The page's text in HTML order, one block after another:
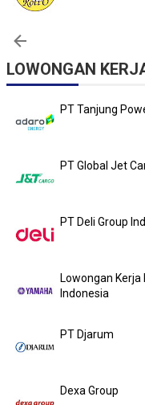
LOWONGAN
PT Tanjung
PT Global Jet
PT Deli Group
Lowongan
Indonesia
PT Djarum
Dexa Group